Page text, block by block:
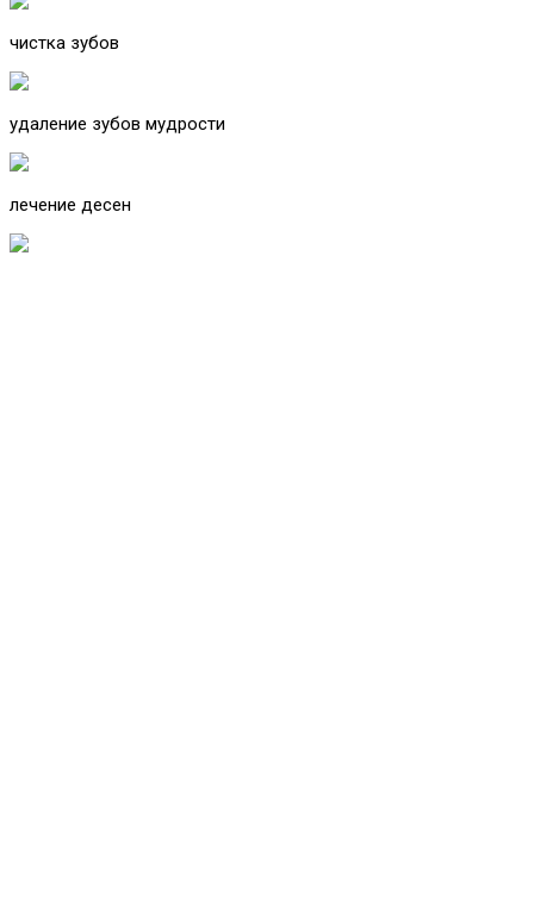
чистка зубов
удаление зубов мудрости
лечение десен